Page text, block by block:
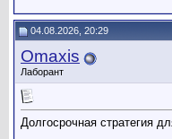
04.08.2026, 20:29
Omaxis
Лаборант
Долгосрочная стратегия